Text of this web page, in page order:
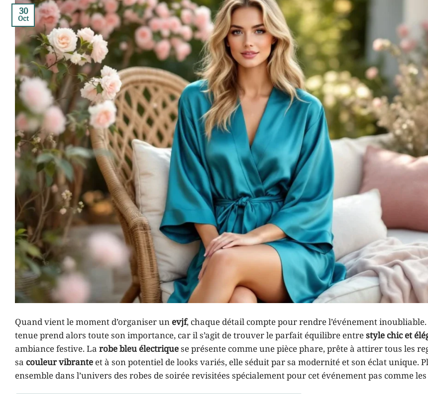
30
Oct
Quand vient le moment d’organiser un evjf, chaque détail compte pour rendre l’événement
tenue prend alors toute son importance, car il s’agit de trouver le parfait équilibre entrestyle chic et
ambiance festive. La robe bleu électriquese présente comme une pièce phare, prête à attirer tous les
sa couleur vibrante et à son potentiel de looks variés, elle séduit par sa modernité et son éclat unique.
ensemble dans l’univers des robes de soirée revisitées spécialement pour cet événement pas comme